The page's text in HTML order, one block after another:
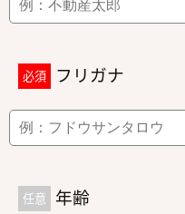
必須 フリガナ
任意 年齢